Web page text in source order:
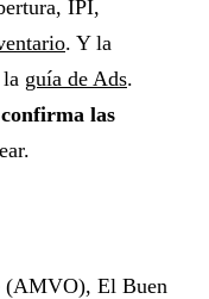
IPI,
. Y la
guía de Ads.
confirma las
(AMVO), El Buen